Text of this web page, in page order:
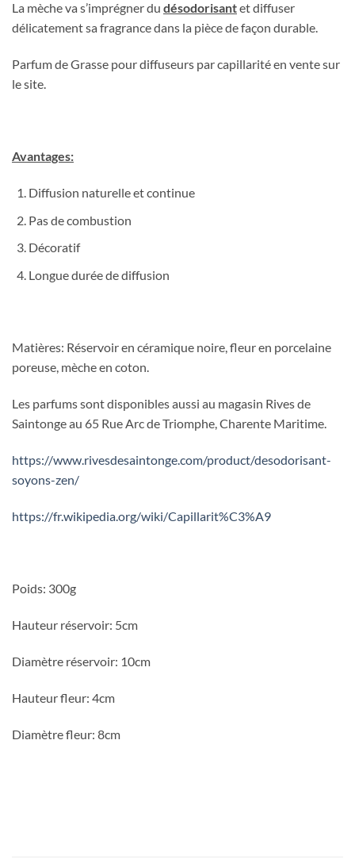
La mèche va s’imprégner du désodorisantet diffuser
délicatement sa fragrance dans la pièce de façon durable.
Parfum de Grasse pour diffuseurs par capillarité en vente sur
le site.
Avantages:
Diffusion naturelle et continue
Pas de combustion
Décoratif
Longue durée de diffusion
Matières: Réservoir en céramique noire, fleur en porcelaine
poreuse, mèche en coton.
Les parfums sont disponibles aussi au magasin Rives de
Saintonge au 65 Rue Arc de Triomphe, Charente Maritime.
https://www.rivesdesaintonge.com/product/desodorisant-
soyons-zen/
https://fr.wikipedia.org/wiki/Capillarit%C3%A9
Poids: 300g
Hauteur réservoir: 5cm
Diamètre réservoir: 10cm
Hauteur fleur: 4cm
Diamètre fleur: 8cm